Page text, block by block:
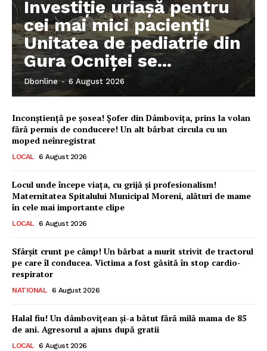
Investiție uriașă pentru
cei mai mici pacienți!
Unitatea de pediatrie din
Gura Ocniței se...
Dbonline - 6 August 2026
Inconștiență pe șosea! Șofer din Dâmbovița, prins la volan
fără permis de conducere! Un alt bărbat circula cu un
moped neînregistrat
LOCAL 6 August 2026
Locul unde începe viața, cu grijă și profesionalism!
Maternitatea Spitalului Municipal Moreni, alături de mame
în cele mai importante clipe
LOCAL 6 August 2026
Sfârșit crunt pe câmp! Un bărbat a murit strivit de tractorul
pe care îl conducea. Victima a fost găsită în stop cardio-
respirator
NATIONAL 6 August 2026
Halal fiu! Un dâmbovițean și-a bătut fără milă mama de 85
de ani. Agresorul a ajuns după gratii
LOCAL 6 August 2026